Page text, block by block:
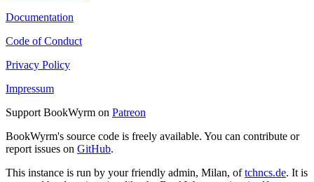
Documentation
Code of Conduct
Privacy Policy
Impressum
Support BookWyrm on Patreon
BookWyrm's source code is freely available. You can contribute or
report issues on GitHub.
This instance is run by your friendly admin, Milan, oftchncs.de. It is